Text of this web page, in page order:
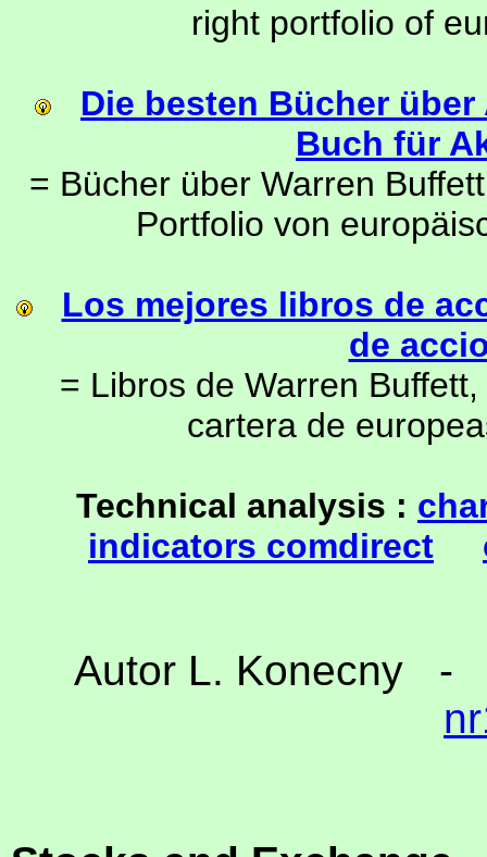
right portfolio of
Die besten Bücher
Buch für
= Bücher über Warren
Portfolio von
Los mejores libros de
de
= Libros de Warren
cartera de
Technical analysis :
indicators comdirect
Autor L. Konecny